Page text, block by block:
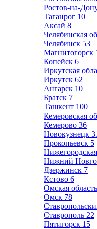
Ростов-на-
Таганрог 10
Аксай 8
Челябинская
Челябинск 53
Магнитогорск
Копейск 6
Иркутская
Иркутск 62
Ангарск 10
Братск 7
Ташкент 100
Кемеровская
Кемерово 36
Новокузнецк
Прокопьевск 5
Нижний
Дзержинск 7
Кстово 6
Омская область
Омск 78
Ставрополь 22
Пятигорск 15